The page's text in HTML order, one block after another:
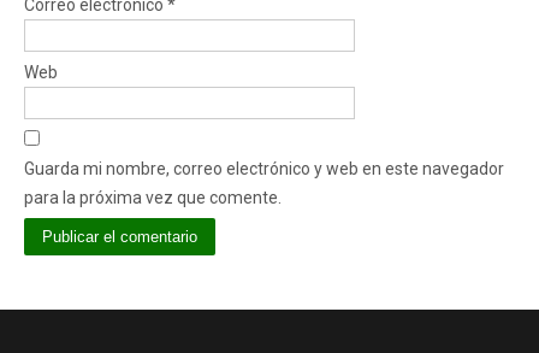
Correo electrónico *
Web
Guarda mi nombre, correo electrónico y web en este navegador
para la próxima vez que comente.